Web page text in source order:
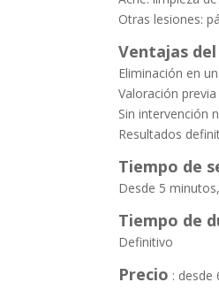
Otras lesiones:
Ventajas
Eliminación en
Valoración
Sin intervención
Resultados
Tiempo de
Desde 5
Tiempo de
Definitivo
Precio : desde